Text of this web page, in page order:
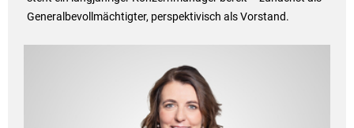
Generalbevollmächtigter, perspektivisch als Vorstand.